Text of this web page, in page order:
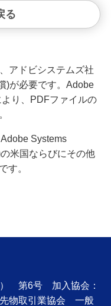
る
アドビシステムズ社
)が必要です。Adobe
り、PDFファイルの
Systems
米国ならびにその他
す。
） 第6号 加入協会：
先物取引業協会 一般